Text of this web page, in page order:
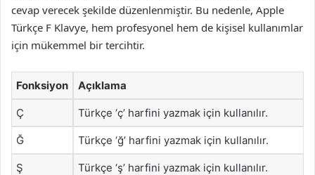
cevap verecek şekilde düzenlenmiştir. Bu nedenle, Apple
Türkçe F Klavye, hem profesyonel hem de kişisel kullanımlar
için mükemmel bir tercihtir.
Fonksiyon Açıklama
Ç Türkçe ‘ç’ harfini yazmak için kullanılır.
Ğ Türkçe ‘ğ’ harfini yazmak için kullanılır.
Ş Türkçe ‘ş’ harfini yazmak için kullanılır.